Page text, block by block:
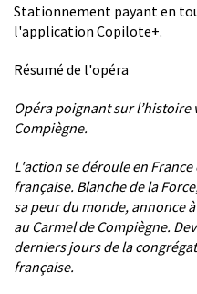
Stationnement payant en
l'application Copilote+.
Résumé de l'opéra
Opéra poignant sur l’histoire
Compiègne.
L'action se déroule en
française. Blanche de la
sa peur du monde, annonce
au Carmel de Compiègne.
derniers jours de la
française.